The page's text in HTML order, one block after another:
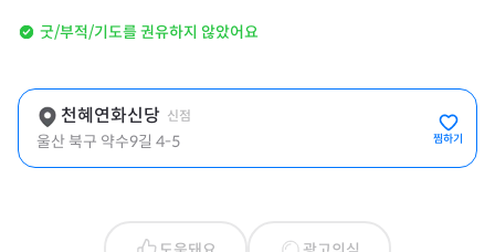
굿/부적/기도를 권유하지 않았어요
천혜연화신당 신점
울산 북구 약수9길 4-5 찜하기